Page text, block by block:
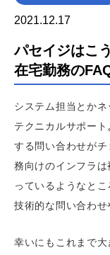
2021.12.17
パセイジはこ
在宅勤務の
システム担当とか
テクニカルサポー
する問い合わせが
務向けのインフラ
っているようなと
技術的な問い合わせ
幸いにもこれまで